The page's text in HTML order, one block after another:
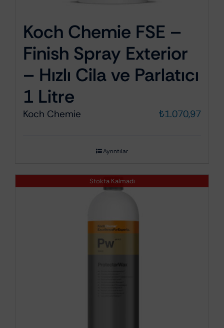
Koch Chemie FSE –
Finish Spray Exterior
– Hızlı Cila ve Parlatıcı
1 Litre
Koch Chemie ₺1.070,97
Ayrıntılar
Stokta Kalmadı